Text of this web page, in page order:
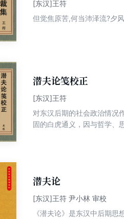
[东汉]王符
但觉焦原苦,何当沛泽流?夕
潜夫论笺校正
[东汉]王符
对东汉后期的社会政治情况
固的白虎通义，因与哲学、
潜夫论
[东汉]王符 尹小林 审校
《潜夫论》是东汉中后期